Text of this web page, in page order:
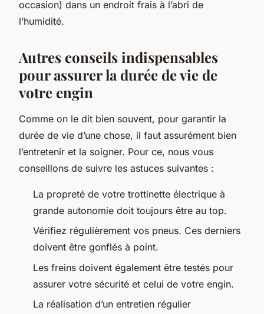
occasion) dans un endroit frais à l’abri de
l’humidité.
Autres conseils indispensables
pour assurer la durée de vie de
votre engin
Comme on le dit bien souvent, pour garantir la
durée de vie d’une chose, il faut assurément bien
l’entretenir et la soigner. Pour ce, nous vous
conseillons de suivre les astuces suivantes :
La propreté de votre trottinette électrique à
grande autonomie doit toujours être au top.
Vérifiez régulièrement vos pneus. Ces derniers
doivent être gonflés à point.
Les freins doivent également être testés pour
assurer votre sécurité et celui de votre engin.
La réalisation d’un entretien régulier